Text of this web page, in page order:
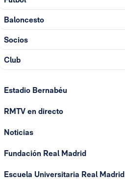
Baloncesto
Socios
Club
Estadio Bernabéu
RMTV en directo
Noticias
Fundación Real Madrid
Escuela Universitaria Real Madrid